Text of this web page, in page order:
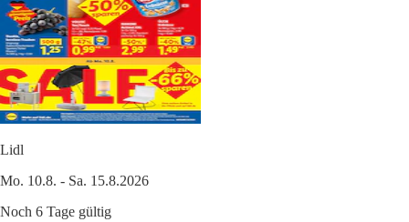
Lidl
Mo. 10.8. - Sa. 15.8.2026
Noch 6 Tage gültig